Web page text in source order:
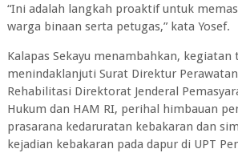
“Ini adalah langkah proaktif untuk
warga binaan serta petugas,” kata Yosef.
Kalapas Sekayu menambahkan, kegiatan
menindaklanjuti Surat Direktur
Rehabilitasi Direktorat Jenderal
Hukum dan HAM RI, perihal himbauan
prasarana kedaruratan kebakaran dan
kejadian kebakaran pada dapur di UPT